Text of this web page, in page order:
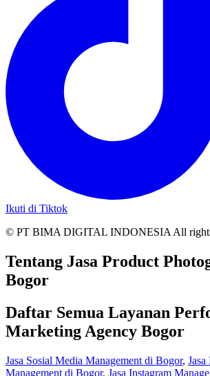
Ikuti di Tiktok
© PT BIMA DIGITAL INDONESIA All
Tentang Jasa Product
Bogor
Daftar Semua Layanan
Marketing Agency Bogor
Jasa Sosial Media Management di Bogor, Jasa
Management di Bogor, Jasa Instagram